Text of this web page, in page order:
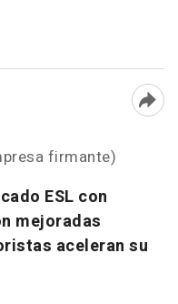
firmante)
ESL con
mejoradas
aceleran su